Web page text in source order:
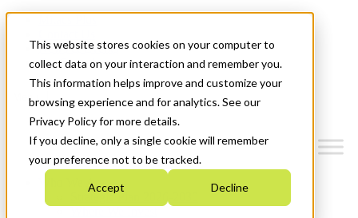
This website stores cookies on your computer to
collect data on your interaction and remember you.
This information helps improve and customize your
browsing experience and for analytics. See our
Privacy Policy for more details.
If you decline, only a single cookie will remember
your preference not to be tracked.
Accept Decline
News & Events
Get Started
Menu
Who We Are
Strategic Plan 2026-2030